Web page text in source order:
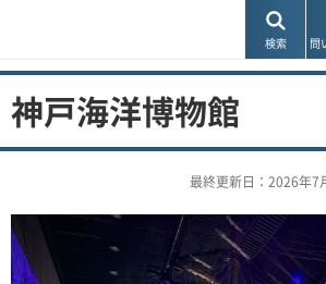
検索 問
神戸海洋博物館
最終更新日：2026年7